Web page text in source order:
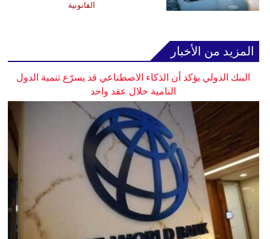
القانونية
المزيد من الأخبار
البنك الدولي يؤكد أن الذكاء الاصطناعي قد يسرّع تنمية الدول
النامية خلال عقد واحد